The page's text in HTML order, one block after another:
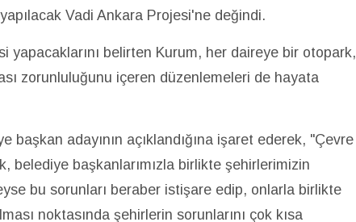
Vadi Ankara Projesi'ne değindi.
yapacaklarını belirten Kurum, her daireye bir otopark,
zorunluluğunu içeren düzenlemeleri de hayata
başkan adayının açıklandığına işaret ederek, "Çevre
belediye başkanlarımızla birlikte şehirlerimizin
bu sorunları beraber istişare edip, onlarla birlikte
noktasında şehirlerin sorunlarını çok kısa